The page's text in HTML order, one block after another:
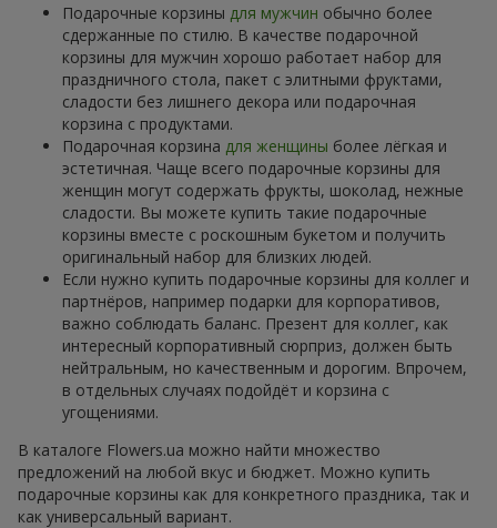
Подарочные корзины для мужчин обычно более
сдержанные по стилю. В качестве подарочной
корзины для мужчин хорошо работает набор для
праздничного стола, пакет с элитными фруктами,
сладости без лишнего декора или подарочная
корзина с продуктами.
Подарочная корзина для женщины более лёгкая и
эстетичная. Чаще всего подарочные корзины для
женщин могут содержать фрукты, шоколад, нежные
сладости. Вы можете купить такие подарочные
корзины вместе с роскошным букетом и получить
оригинальный набор для близких людей.
Если нужно купить подарочные корзины для коллег и
партнёров, например подарки для корпоративов,
важно соблюдать баланс. Презент для коллег, как
интересный корпоративный сюрприз, должен быть
нейтральным, но качественным и дорогим. Впрочем,
в отдельных случаях подойдёт и корзина с
угощениями.
В каталоге Flowers.ua можно найти множество
предложений на любой вкус и бюджет. Можно купить
подарочные корзины как для конкретного праздника, так и
как универсальный вариант.